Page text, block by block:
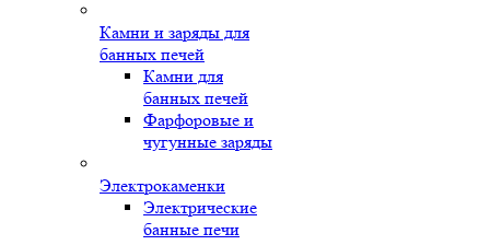
Камни и заряды для
банных печей
Камни для
банных печей
Фарфоровые и
чугунные заряды
Электрокаменки
Электрические
банные печи